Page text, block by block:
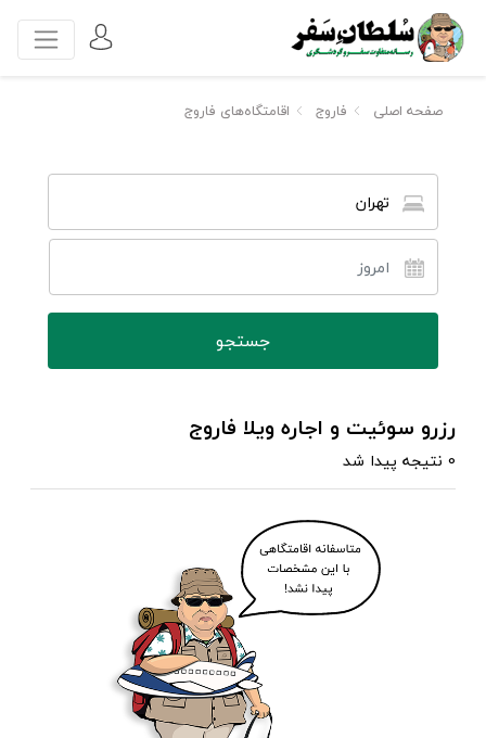
صفحه اصلی فاروج اقامتگاه‌های فاروج
تهران
رزرو سوئیت و اجاره ویلا فاروج
0 نتیجه پیدا شد